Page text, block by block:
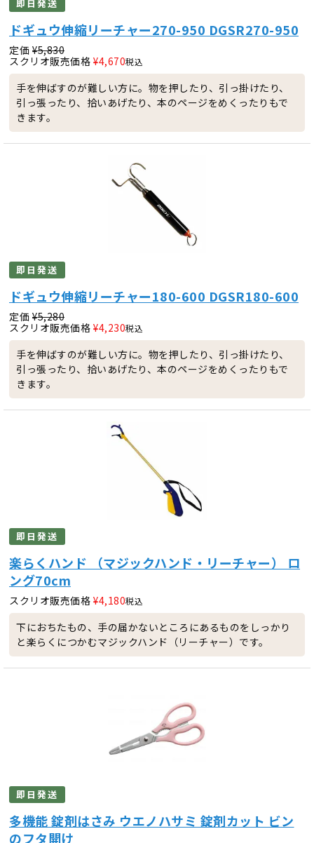
即日発送
ドギュウ伸縮リーチャー270-950 DGSR270-950
定価 ¥5,830
スクリオ販売価格 ¥4,670税込
手を伸ばすのが難しい方に。物を押したり、引っ掛けたり、
引っ張ったり、拾いあげたり、本のページをめくったりもで
きます。
即日発送
ドギュウ伸縮リーチャー180-600 DGSR180-600
定価 ¥5,280
スクリオ販売価格 ¥4,230税込
手を伸ばすのが難しい方に。物を押したり、引っ掛けたり、
引っ張ったり、拾いあげたり、本のページをめくったりもで
きます。
即日発送
楽らくハンド （マジックハンド・リーチャー） ロ
ング70cm
スクリオ販売価格 ¥4,180税込
下におちたもの、手の届かないところにあるものをしっかり
と楽らくにつかむマジックハンド（リーチャー）です。
即日発送
多機能 錠剤はさみ ウエノハサミ 錠剤カット ビン
のフタ開け